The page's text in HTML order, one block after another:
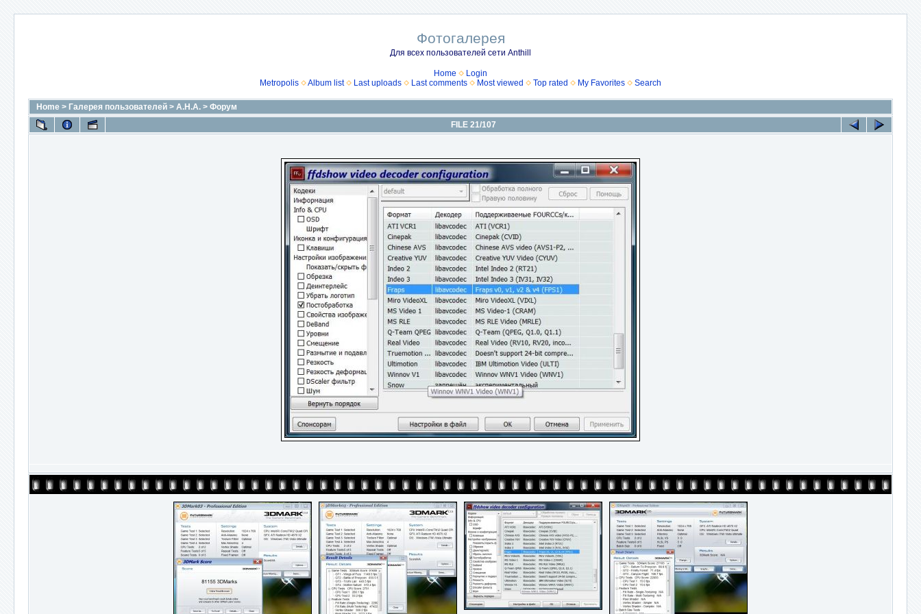
Фотогалерея
Для всех пользователей сети Anthill
Home
Login
Metropolis
Album list Last uploads Last comments Most viewed Top rated My Favorites Search
Home > Галерея пользователей > А.Н.А. > Форум
FILE 21/107